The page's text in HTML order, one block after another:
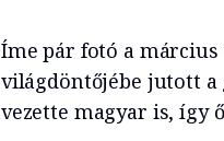
Íme pár fotó a
világdöntőjébe jutott a
vezette magyar is, így